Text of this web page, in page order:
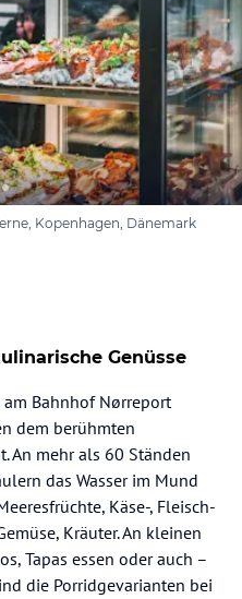
Kopenhagen, Dänemark
Genüsse
Bahnhof Nørreport
dem berühmten
An mehr als 60 Ständen
das Wasser im Mund
Käse-, Fleisch-
Kräuter. An kleinen
Tapas essen oder auch –
die Porridgevarianten bei